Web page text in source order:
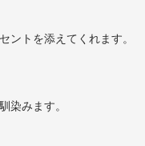
ントを添えてくれます。
染みます。